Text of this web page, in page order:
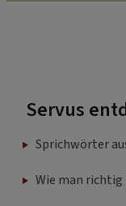
Servus
Sprichwörter
Wie man